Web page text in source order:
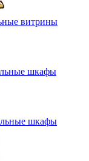
витрины
шкафы
шкафы